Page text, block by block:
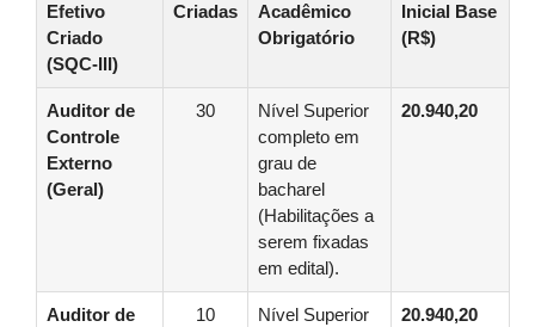
Efetivo
Criado
(SQC-III)
Criadas
Acadêmico
Obrigatório
Inicial Base
(R$)
Auditor de
Controle
Externo
(Geral)
30
Nível Superior
completo em
grau de
bacharel
(Habilitações a
serem fixadas
em edital).
20.940,20
Auditor de
10
Nível Superior
20.940,20